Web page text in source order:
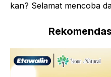
kan? Selamat mencoba